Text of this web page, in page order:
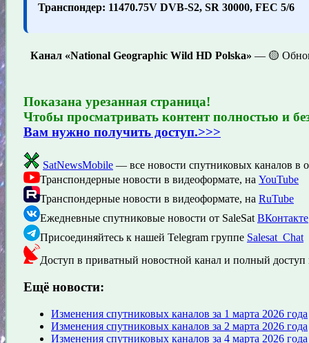
Транспондер: 11470.75V DVB-S2, SR 30000, FEC 5/6
Канал «National Geographic Wild HD Polska» — 🟡
Показана урезанная страница!
Чтобы просматривать контент полностью и
Вам нужно получить доступ.>>>
SatNewsMobile — все новости спутниковых каналов в
Транспондерные новости в видеоформате, на YouTube
Транспондерные новости в видеоформате, на RuTube
Ежедневные спутниковые новости от SaleSat ВКонтакте
Присоединяйтесь к нашей Telegram группе Salesat_Chat
Доступ в приватный новостной канал и полный
Ещё новости:
Изменения спутниковых каналов за 1 марта 2026 года
Изменения спутниковых каналов за 2 марта 2026 года
Изменения спутниковых каналов за 4 марта 2026 года